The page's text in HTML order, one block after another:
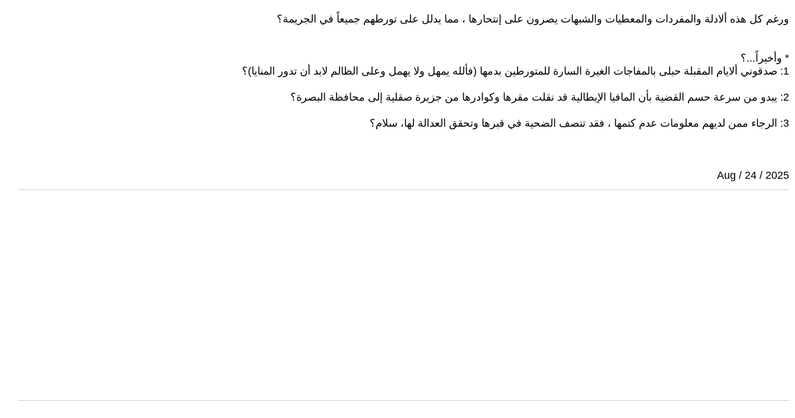
ورغم كل هذه ألادلة والمفردات والمعطيات والشبهات يصرون على إنتحارها ، مما يدلل على تورطهم جميعاً في الجريمة؟
* وأخيراً...؟
1: صدقوني ألايام المقبلة حبلى بالمفاجات الغيرة السارة للمتورطين بدمها (فألله يمهل ولا يهمل وعلى الظالم لابد أن تدور المنايا)؟
2: يبدو من سرعة حسم القضية بأن المافيا الإيطالية قد نقلت مقرها وكوادرها من جزيرة صقلية إلى محافظة البصرة؟
3: الرجاء ممن لديهم معلومات عدم كتمها ، فقد تنصف الضحية في قبرها وتحقق العدالة لها، سلام؟
Aug / 24 / 2025